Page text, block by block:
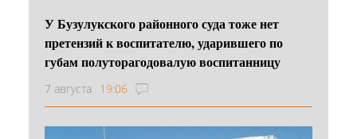
У Бузулукского районного суда тоже нет
претензий к воспитателю, ударившего по
губам полуторагодовалую воспитанницу
7 августа 19:06